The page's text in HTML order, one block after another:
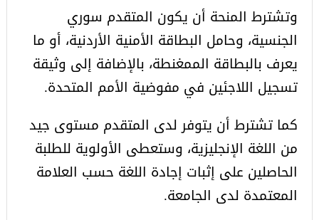
وتشترط المنحة أن يكون المتقدم سوري
الجنسية، وحامل البطاقة الأمنية الأردنية، أو ما
يعرف بالبطاقة الممغنطة، بالإضافة إلى وثيقة
تسجيل اللاجئين في مفوضية الأمم المتحدة.
كما تشترط أن يتوفر لدى المتقدم مستوى جيد
من اللغة الإنجليزية، وستعطى الأولوية للطلبة
الحاصلين على إثبات إجادة اللغة حسب العلامة
المعتمدة لدى الجامعة.